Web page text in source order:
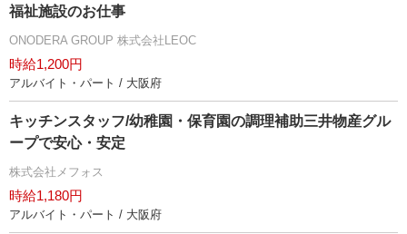
福祉施設のお仕事
ONODERA GROUP 株式会社LEOC
時給1,200円
アルバイト・パート / 大阪府
キッチンスタッフ/幼稚園・保育園の調理補助三井物産グル
ープで安心・安定
株式会社メフォス
時給1,180円
アルバイト・パート / 大阪府